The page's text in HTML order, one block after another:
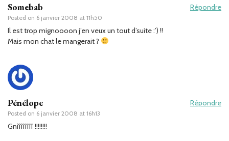
Somebab
Posted on 6 janvier 2008 at 11h50
Répondre
Il est trop mignoooon j’en veux un tout d’suite :’) !!
Mais mon chat le mangerait ?
Pénélope
Posted on 6 janvier 2008 at 16h13
Répondre
Gnîîîîîîîî !!!!!!!!